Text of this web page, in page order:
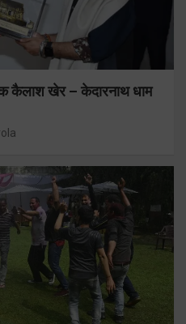
कैलाश खेर – केदारनाथ धाम